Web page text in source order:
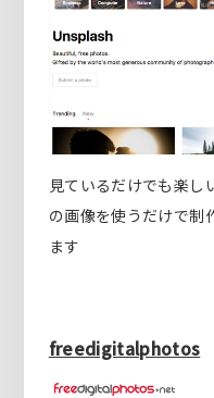
見ているだけでも楽し
の画像を使うだけで制
ます
freedigitalphotos